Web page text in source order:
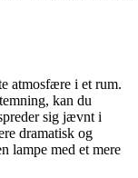
atmosfære i et rum.
kan du
sig jævnt i
dramatisk og
lampe med et mere